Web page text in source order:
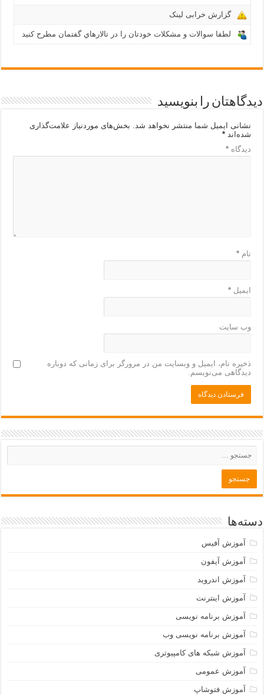
گزارش خرابی لینک
لطفا سوالات و مشکلات خودتان را در تالارهاي گفتمان مطرح کنید
دیدگاهتان را بنویسید
نشانی ایمیل شما منتشر نخواهد شد. بخش‌های موردنیاز علامت‌گذاری
شده‌اند*
دیدگاه*
نام*
ایمیل*
وب‌ سایت
ذخیره نام، ایمیل و وبسایت من در مرورگر برای زمانی که دوباره
دیدگاهی می‌نویسم.
دسته‌ها
آموزش آفیس
آموزش آیفون
آموزش اندروید
آموزش اینترنت
آموزش برنامه نویسی
آموزش برنامه نویسی وب
آموزش شبکه های کامپیوتری
آموزش عمومی
آموزش فتوشاپ